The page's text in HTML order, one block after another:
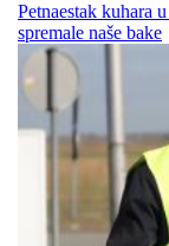
Petnaestak kuhara
spremale naše bake